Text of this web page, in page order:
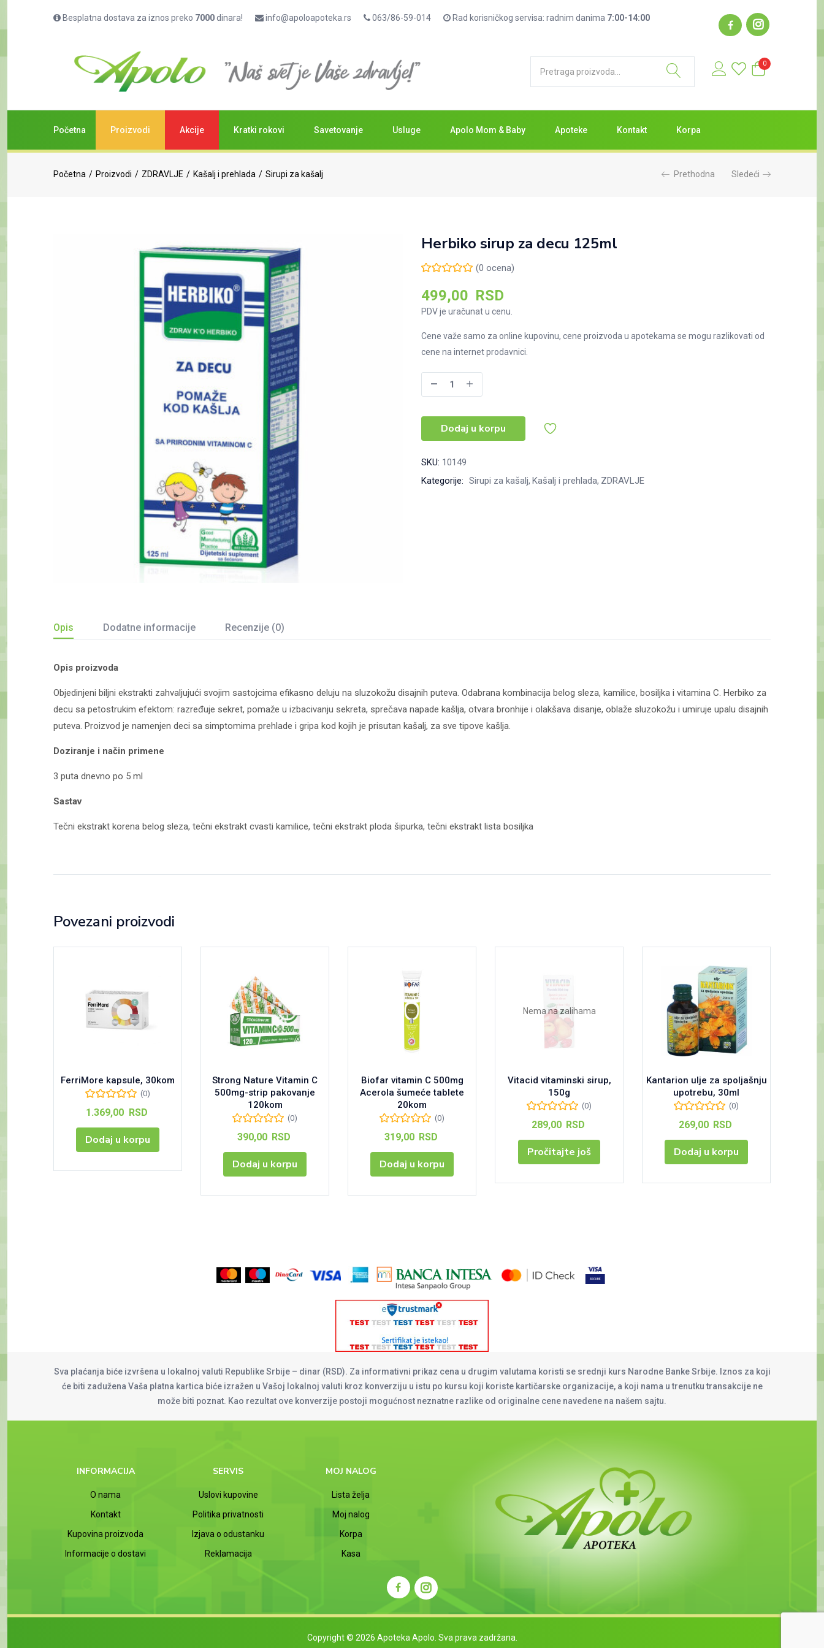
Besplatna dostava za iznos preko 7000dinara! info@apoloapoteka.rs 063/86-59-014 Rad korisničkog servisa: radnim danima 7:00-14:00
0
Početna Proizvodi Akcije Kratki rokovi Savetovanje Usluge Apolo Mom & Baby Apoteke Kontakt Korpa
Početna Proizvodi ZDRAVLJE Kašalj i prehlada Sirupi za kašalj Prethodna Sledeći
Herbiko sirup za decu 125ml
(0 ocena)
499,00 RSD
PDV je uračunat u cenu.
Cene važe samo za online kupovinu, cene proizvoda u apotekama se mogu razlikovati od
cene na internet prodavnici.
sirup
125ml
količina
Dodaj u korpu
SKU: 10149
Kategorije: Sirupi za kašalj Kašalj i prehlada ZDRAVLJE
Opis Dodatne informacije Recenzije (0)
Opis proizvoda
Objedinjeni biljni ekstrakti zahvaljujući svojim sastojcima efikasno deluju na sluzokožu disajnih puteva. Odabrana kombinacija belog sleza, kamilice, bosiljka i vitamina C. Herbiko za
decu sa petostrukim efektom: razređuje sekret, pomaže u izbacivanju sekreta, sprečava napade kašlja, otvara bronhije i olakšava disanje, oblaže sluzokožu i umiruje upalu disajnih
puteva. Proizvod je namenjen deci sa simptomima prehlade i gripa kod kojih je prisutan kašalj, za sve tipove kašlja.
Doziranje i način primene
3 puta dnevno po 5 ml
Sastav
Tečni ekstrakt korena belog sleza, tečni ekstrakt cvasti kamilice, tečni ekstrakt ploda šipurka, tečni ekstrakt lista bosiljka
Povezani proizvodi
FerriMore kapsule, 30kom
(0)
1.369,00 RSD
Dodaj u korpu
Strong Nature Vitamin C
500mg-strip pakovanje
120kom
(0)
390,00 RSD
Dodaj u korpu
Biofar vitamin C 500mg
Acerola šumeće tablete
20kom
(0)
319,00 RSD
Dodaj u korpu
Nema na zalihama
Vitacid vitaminski sirup,
150g
(0)
289,00 RSD
Pročitajte još
Kantarion ulje za spoljašnju
upotrebu, 30ml
(0)
269,00 RSD
Dodaj u korpu
Sva plaćanja biće izvršena u lokalnoj valuti Republike Srbije – dinar (RSD). Za informativni prikaz cena u drugim valutama koristi se srednji kurs Narodne Banke Srbije. Iznos za koji
će biti zadužena Vaša platna kartica biće izražen u Vašoj lokalnoj valuti kroz konverziju u istu po kursu koji koriste kartičarske organizacije, a koji nama u trenutku transakcije ne
može biti poznat. Kao rezultat ove konverzije postoji mogućnost neznatne razlike od originalne cene navedene na našem sajtu.
INFORMACIJA
O nama
Kontakt
Kupovina proizvoda
Informacije o dostavi
SERVIS
Uslovi kupovine
Politika privatnosti
Izjava o odustanku
Reklamacija
MOJ NALOG
Lista želja
Moj nalog
Korpa
Kasa
Copyright © 2026 Apoteka Apolo. Sva prava zadržana.